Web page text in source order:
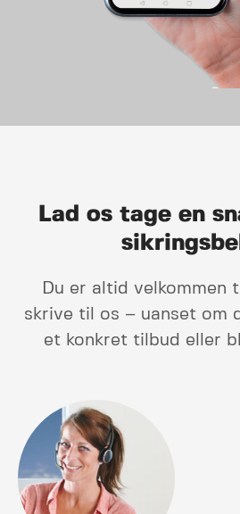
Lad os tage en
Du er altid velkommen
skrive til os – uanset om
et konkret tilbud eller